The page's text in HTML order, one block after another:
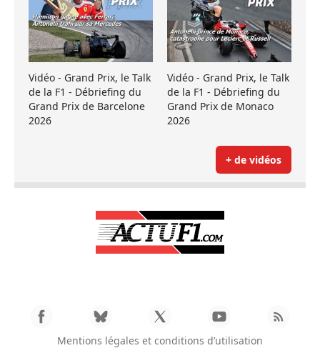
Vidéo - Grand Prix, le Talk
de la F1 - Débriefing du
Grand Prix de Barcelone
2026
Vidéo - Grand Prix, le Talk
de la F1 - Débriefing du
Grand Prix de Monaco
2026
+ de vidéos
Mentions légales et conditions d’utilisation